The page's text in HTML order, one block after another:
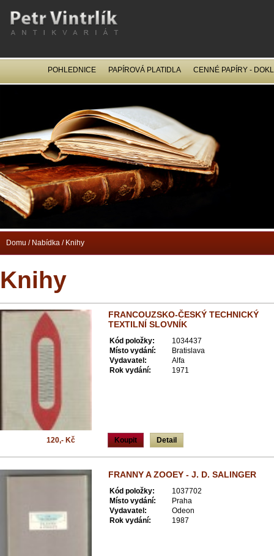
Knihy
FRANCOUZSKO-ČESKÝ TECHNICKÝ
TEXTILNÍ SLOVNÍK
Kód položky:
1034437
Místo vydání:
Bratislava
Vydavatel:
Alfa
Rok vydání:
1971
Koupit Detail
120,- Kč
FRANNY A ZOOEY - J. D. SALINGER
Kód položky:
1037702
Místo vydání:
Praha
Vydavatel:
Odeon
Rok vydání:
1987
POHLEDNICE PAPÍROVÁ PLATIDLA CENNÉ PAPÍRY -
Domu / Nabídka / Knihy